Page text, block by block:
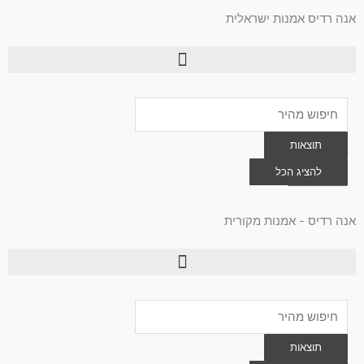
אנה רדיס אמנות ישראלית
...
תוצאות
להציג הכל
0
עגלת
קניות
אנה רדיס - אמנות מקורית
...
תוצאות